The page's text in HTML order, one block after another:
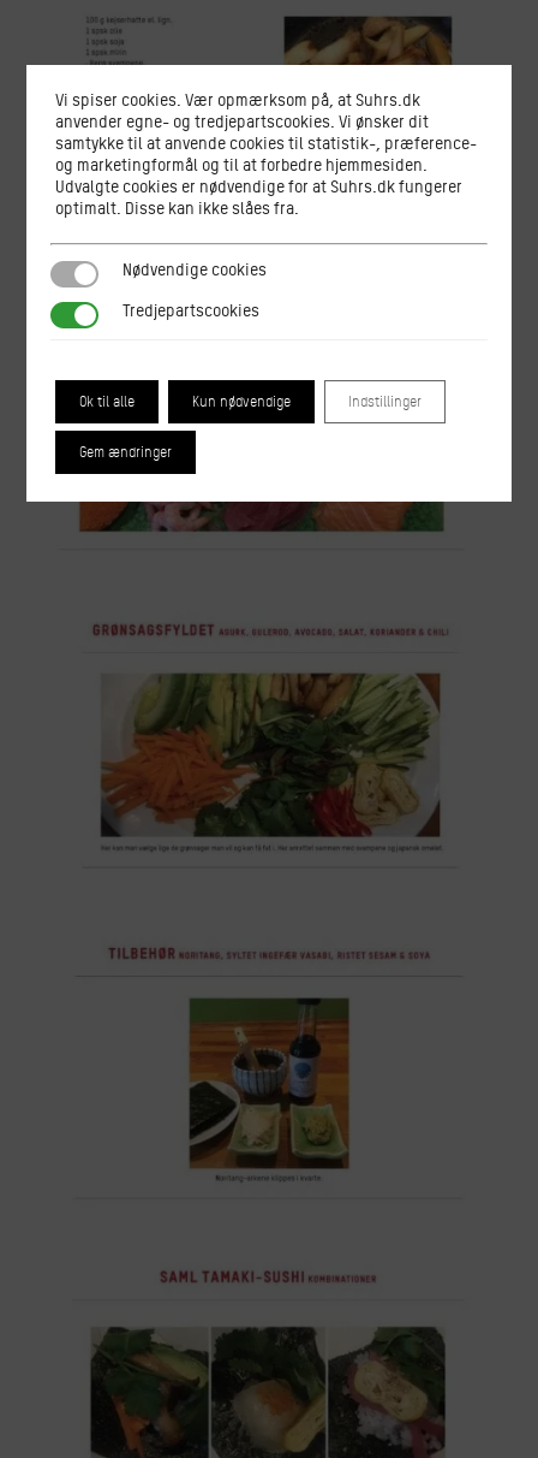
Vi spiser cookies. Vær opmærksom på, at Suhrs.dk
anvender egne- og tredjepartscookies. Vi ønsker dit
samtykke til at anvende cookies til statistik-, præference-
og marketingformål og til at forbedre hjemmesiden.
Udvalgte cookies er nødvendige for at Suhrs.dk fungerer
optimalt. Disse kan ikke slåes fra.
Nødvendige cookies
Nødvendige cookies
Tredjepartscookies
Tredjepartscookies
Ok til alle Kun nødvendige Indstillinger
Gem ændringer